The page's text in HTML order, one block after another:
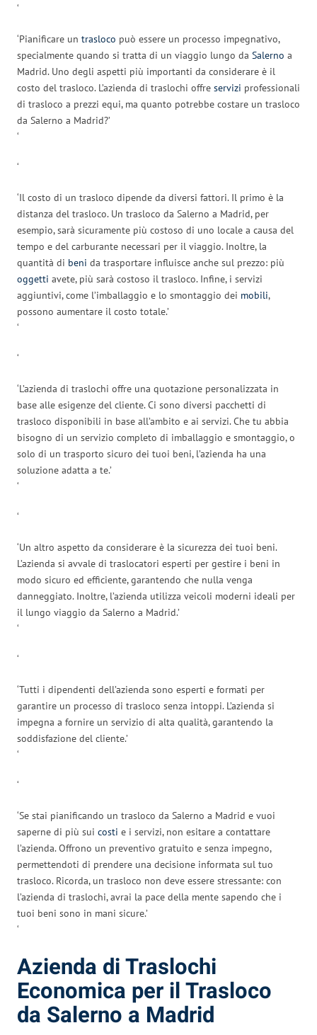
‘
‘Pianificare un trasloco può essere un processo impegnativo,
specialmente quando si tratta di un viaggio lungo da Salerno a
Madrid. Uno degli aspetti più importanti da considerare è il
costo del trasloco. L’azienda di traslochi offre servizi professionali
di trasloco a prezzi equi, ma quanto potrebbe costare un trasloco
da Salerno a Madrid?’
‘
‘
‘Il costo di un trasloco dipende da diversi fattori. Il primo è la
distanza del trasloco. Un trasloco da Salerno a Madrid, per
esempio, sarà sicuramente più costoso di uno locale a causa del
tempo e del carburante necessari per il viaggio. Inoltre, la
quantità di beni da trasportare influisce anche sul prezzo: più
oggetti avete, più sarà costoso il trasloco. Infine, i servizi
aggiuntivi, come l’imballaggio e lo smontaggio dei mobili,
possono aumentare il costo totale.’
‘
‘
‘L’azienda di traslochi offre una quotazione personalizzata in
base alle esigenze del cliente. Ci sono diversi pacchetti di
trasloco disponibili in base all’ambito e ai servizi. Che tu abbia
bisogno di un servizio completo di imballaggio e smontaggio, o
solo di un trasporto sicuro dei tuoi beni, l’azienda ha una
soluzione adatta a te.’
‘
‘
‘Un altro aspetto da considerare è la sicurezza dei tuoi beni.
L’azienda si avvale di traslocatori esperti per gestire i beni in
modo sicuro ed efficiente, garantendo che nulla venga
danneggiato. Inoltre, l’azienda utilizza veicoli moderni ideali per
il lungo viaggio da Salerno a Madrid.’
‘
‘
‘Tutti i dipendenti dell’azienda sono esperti e formati per
garantire un processo di trasloco senza intoppi. L’azienda si
impegna a fornire un servizio di alta qualità, garantendo la
soddisfazione del cliente.’
‘
‘
‘Se stai pianificando un trasloco da Salerno a Madrid e vuoi
saperne di più sui costi e i servizi, non esitare a contattare
l’azienda. Offrono un preventivo gratuito e senza impegno,
permettendoti di prendere una decisione informata sul tuo
trasloco. Ricorda, un trasloco non deve essere stressante: con
l’azienda di traslochi, avrai la pace della mente sapendo che i
tuoi beni sono in mani sicure.’
‘
Azienda di Traslochi
Economica per il Trasloco
da Salerno a Madrid